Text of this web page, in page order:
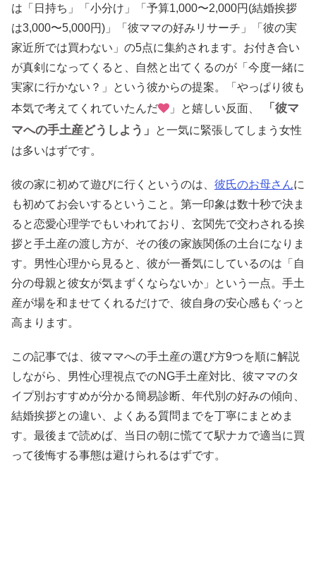
は「日持ち」「小分け」「予算1,000〜2,000円(結婚挨拶
は3,000〜5,000円)」「彼ママの好みリサーチ」「彼の実
家近所では買わない」の5点に集約されます。お付き合い
が真剣になってくると、自然と出てくるのが「今度一緒に
実家に行かない？」という彼からの提案。「やっぱり彼も
本気で考えてくれていたんだ
」と嬉しい反面、
「彼マ
マへの手土産どうしよう」
と一気に緊張してしまう女性
は多いはずです。
彼の家に初めて遊びに行くというのは、 彼氏のお母さんに
も初めてお会いするということ。第一印象は数十秒で決ま
ると恋愛心理学でもいわれており、玄関先で交わされる挨
拶と手土産の渡し方が、その後の家族関係の土台になりま
す。男性心理から見ると、彼が一番気にしているのは「自
分の母親と彼女が気まずくならないか」という一点。手土
産が場を和ませてくれるだけで、彼自身の安心感もぐっと
高まります。
この記事では、彼ママへの手土産の選び方9つを順に解説
しながら、男性心理視点でのNG手土産対比、彼ママのタ
イプ別おすすめが分かる簡易診断、年代別の好みの傾向、
結婚挨拶との違い、よくある質問までを丁寧にまとめま
す。最後まで読めば、当日の朝に慌てて駅ナカで適当に買
って後悔する事態は避けられるはずです。